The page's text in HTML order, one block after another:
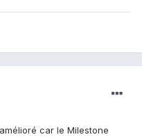
car le Milestone